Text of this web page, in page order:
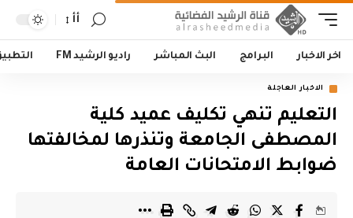
أأ
اخر الاخبار البرامج البث المباشر راديو الرشيد FM
الاخبار العاجلة
التعليم تنهي تكليف عميد كلية
المصطفى الجامعة وتنذرها لمخالفتها
ضوابط الامتحانات العامة